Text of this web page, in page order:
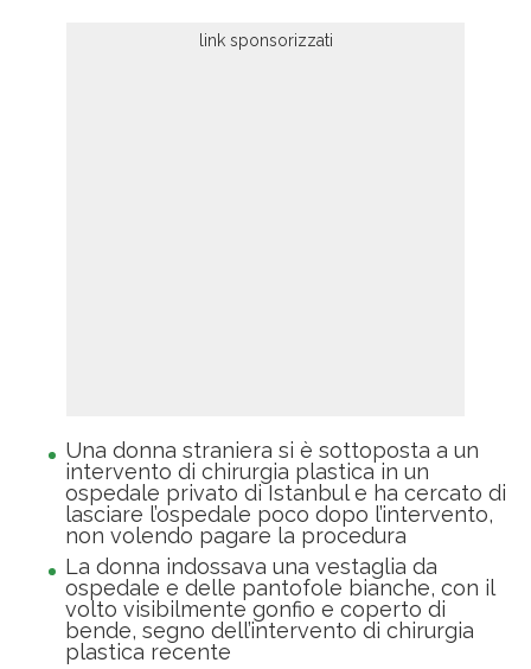
Una donna straniera si è sottoposta a un
intervento di chirurgia plastica in un
ospedale privato di Istanbul e ha cercato di
lasciare l’ospedale poco dopo l’intervento,
non volendo pagare la procedura
La donna indossava una vestaglia da
ospedale e delle pantofole bianche, con il
volto visibilmente gonfio e coperto di
bende, segno dell’intervento di chirurgia
plastica recente